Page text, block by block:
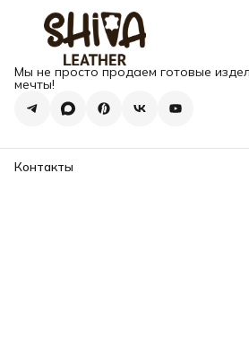
Мы не просто продаем готовые
мечты!
Контакты